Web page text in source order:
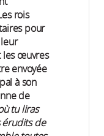
rois
pour
les œuvres
envoyée
à son
de
tu liras
érudits de